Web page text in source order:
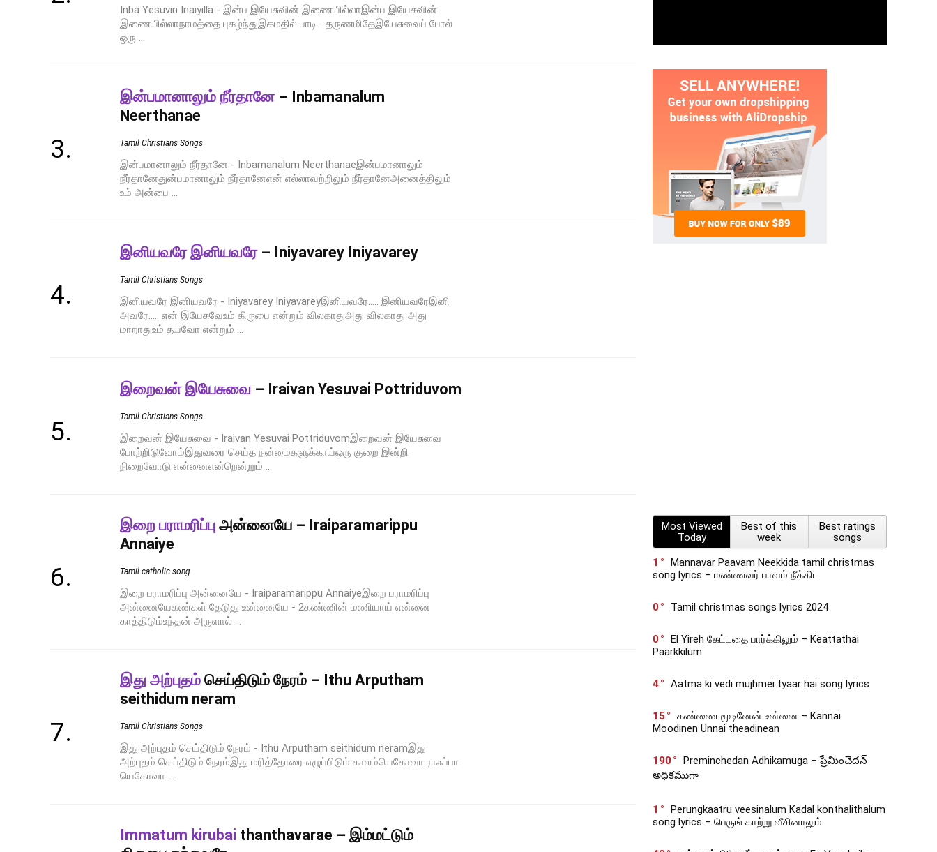
Inba Yesuvin Inaiyilla - இன்ப இயேசுவின் இணையில்லாஇன்ப இயேசுவின்
இணையில்லாநாமத்தை புகழ்ந்துஇகமதில் பாடிட தருணமிதேஇயேசுவைப் போல்
ஒரு ...
இன்பமானாலும் நீர்தானே– Inbamanalum
Neerthanae
Tamil Christians Songs
இன்பமானாலும் நீர்தானே - Inbamanalum Neerthanaeஇன்பமானாலும்
நீர்தானேதுன்பமானாலும் நீர்தானேஎன் எல்லாவற்றிலும் நீர்தானேஅனைத்திலும்
உம் அன்பை ...
இனியவரே இனியவரே– Iniyavarey Iniyavarey
Tamil Christians Songs
இனியவரே இனியவரே - Iniyavarey Iniyavareyஇனியவரே….. இனியவரேஇனி
அவரே….. என் இயேசுவேஉம் கிருபை என்றும் விலகாதுஅது விலகாது அது
மாறாதுஉம் தயவோ என்றும் ...
இறைவன் இயேசுவை – Iraivan Yesuvai Pottriduvom
Tamil Christians Songs
இறைவன் இயேசுவை - Iraivan Yesuvai Pottriduvomஇறைவன் இயேசுவை
போற்றிடுவோம்இதுவரை செய்த நன்மைகளுக்காய்ஒரு குறை இன்றி
நிறைவோடு என்னைஎன்றென்றும் ...
இறை பராமரிப்பு அன்னையே – Iraiparamarippu
Annaiye
Tamil catholic song
இறை பராமரிப்பு அன்னையே - Iraiparamarippu Annaiyeஇறை பராமரிப்பு
அன்னையேகண்கள் தேடுது உன்னையே - 2கண்ணின் மணியாய் என்னை
காத்திடும்உந்தன் அருளால் ...
இது அற்புதம் செய்திடும் நேரம் – Ithu Arputham
seithidum neram
Tamil Christians Songs
இது அற்புதம் செய்திடும் நேரம் - Ithu Arputham seithidum neramஇது
அற்புதம் செய்திடும் நேரம்இது மரித்தோரை எழுப்பிடும் காலம்யெகோவா ராஃப்பா
யெகோவா ...
Immatum kirubai thanthavarae – இம்மட்டும்
Most Viewed
Today
Best of this
week
Best ratings
songs
1
Mannavar Paavam Neekkida tamil christmas
song lyrics – மண்ணவர் பாவம் நீக்கிட
0 Tamil christmas songs lyrics 2024
0
El Yireh கேட்டதை பார்க்கிலும் – Keattathai
Paarkkilum
4 Aatma ki vedi mujhmei tyaar hai song lyrics
15
கண்ணை மூடினேன் உன்னை – Kannai
Moodinen Unnai theadinean
190
Preminchedan Adhikamuga – ప్రేమించెదన్
అధికముగా
1
Perungkaatru veesinalum Kadal konthalithalum
song lyrics – பெருங் காற்று வீசினாலும்